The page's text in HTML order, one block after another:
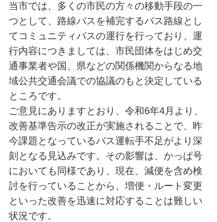
当市では、多くの市民の方々の移動手段の一
つとして、路線バスを補完するバス路線とし
てコミュニティバスの運行を行っており、運
行内容につきましては、市民団体をはじめ交
通事業者や国、県などの関係機関からなる地
域公共交通会議での協議のもと決定している
ところです。
ご意見にありますとおり、令和6年4月より、
改善基準告示の改正が実施されることで、昨
今課題となっているバス運転手不足がより深
刻となる見込みです。その影響は、かっぱ号
においても同様であり、現在、減便を含め検
討を行っていることから、増便・ルート変更
といった改善を迅速に対応することは難しい
状況です。